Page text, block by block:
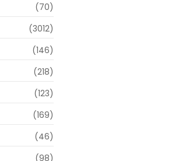
(70)
(3012)
(146)
(218)
(123)
(169)
(46)
(98)